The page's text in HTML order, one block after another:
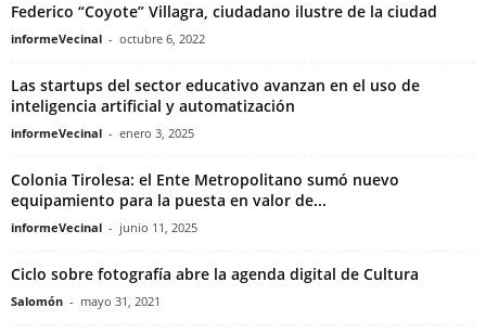
Federico “Coyote” Villagra, ciudadano ilustre de la ciudad
informeVecinal - octubre 6, 2022
Las startups del sector educativo avanzan en el uso de
inteligencia artificial y automatización
informeVecinal - enero 3, 2025
Colonia Tirolesa: el Ente Metropolitano sumó nuevo
equipamiento para la puesta en valor de...
informeVecinal - junio 11, 2025
Ciclo sobre fotografía abre la agenda digital de Cultura
Salomón - mayo 31, 2021